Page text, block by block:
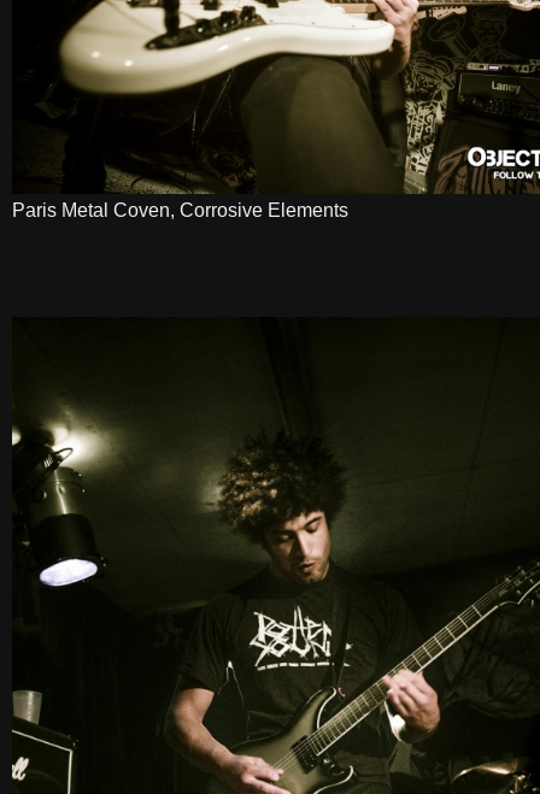
Paris Metal Coven, Corrosive Elements